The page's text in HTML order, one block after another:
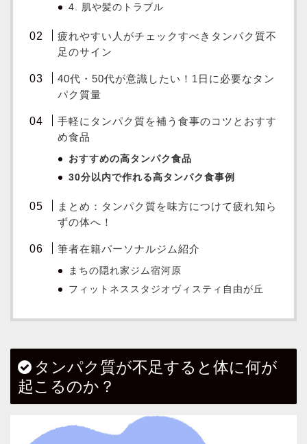
4. 肌や髪のトラブル
疲れやすい人がチェックすべきタンパク質不
足のサイン
40代・50代が意識したい！1日に必要なタン
パク質量
手軽にタンパク質を補う食事のコツとおすす
め食品
おすすめの高タンパク食品
30分以内で作れる高タンパク食事例
まとめ：タンパク質を味方につけて疲れ知ら
ずの体へ！
筆者在籍パーソナルジム紹介
まちの隠れ家ジム宿河原
フィットネススタジオヴィスティ自由が丘
タンパク質が不足すると体に何が
起こるのか？